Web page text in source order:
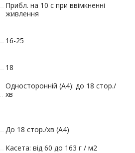
Прибл. на 10 с при ввімкненні
живлення
16-25
18
Односторонній (A4): до 18 стор./
хв
До 18 стор./хв (A4)
Касета: від 60 до 163 г / м2